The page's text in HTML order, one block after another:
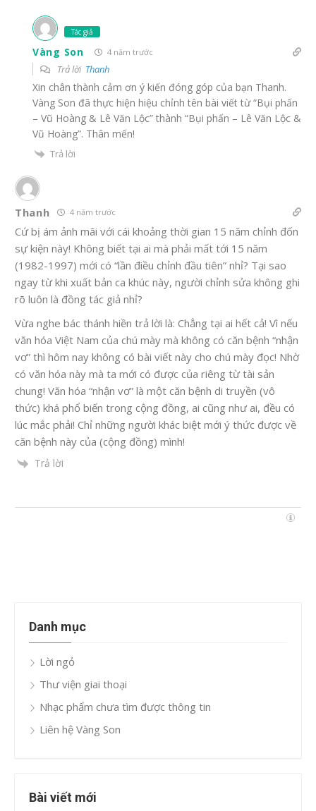
Tác giả
Vàng Son 4 năm trước
Trả lời Thanh
Xin chân thành cảm ơn ý kiến đóng góp của bạn Thanh.
Vàng Son đã thực hiện hiệu chỉnh tên bài viết từ “Bụi phấn
– Vũ Hoàng & Lê Văn Lộc” thành “Bụi phấn – Lê Văn Lộc &
Vũ Hoàng”. Thân mến!
Trả lời
Thanh 4 năm trước
Cứ bị ám ảnh mãi với cái khoảng thời gian 15 năm chỉnh đốn
sự kiện này! Không biết tại ai mà phải mất tới 15 năm
(1982-1997) mới có “lần điều chỉnh đầu tiên” nhỉ? Tại sao
ngay từ khi xuất bản ca khúc này, người chỉnh sửa không ghi
rõ luôn là đồng tác giả nhỉ?
Vừa nghe bác thánh hiền trả lời là: Chẳng tại ai hết cả! Vì nếu
văn hóa Việt Nam của chú mày mà không có căn bệnh “nhận
vơ” thì hôm nay không có bài viết này cho chú mày đọc! Nhờ
có văn hóa này mà ta mới có được của riêng từtài sản
chung! Văn hóa “nhận vơ” là một căn bệnh di truyền (vô
thức) khá phổ biến trong cộng đồng, ai cũng như ai, đều có
lúc mắc phải! Chỉ những người khác biệt mới ý thức được về
căn bệnh này của (cộng đồng) mình!
Trả lời
Danh mục
Lời ngỏ
Thư viện giai thoại
Nhạc phẩm chưa tìm được thông tin
Liên hệ Vàng Son
Bài viết mới